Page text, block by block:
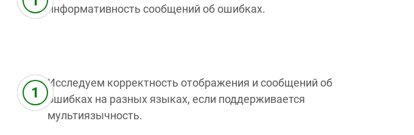
информативность сообщений об ошибках.
Исследуем корректность отображения и сообщений об
ошибках на разных языках, если поддерживается
мультиязычность.